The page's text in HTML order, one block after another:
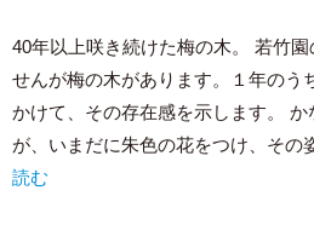
40年以上咲き続けた梅の木。 若竹
せんが梅の木があります。１年のう
かけて、その存在感を示します。
が、いまだに朱色の花をつけ、その
読む